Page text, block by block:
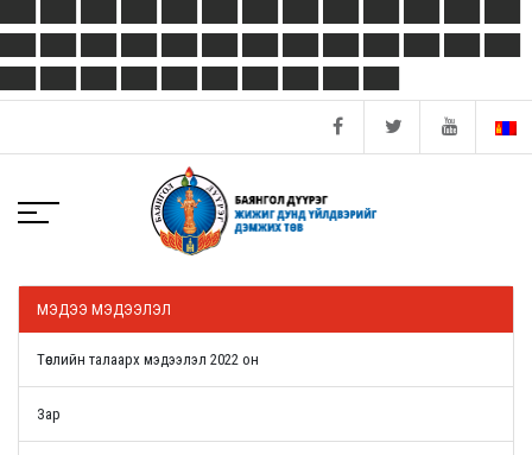
МЭДЭЭ МЭДЭЭЛЭЛ
Төслийн талаарх мэдээлэл 2022 он
Зар